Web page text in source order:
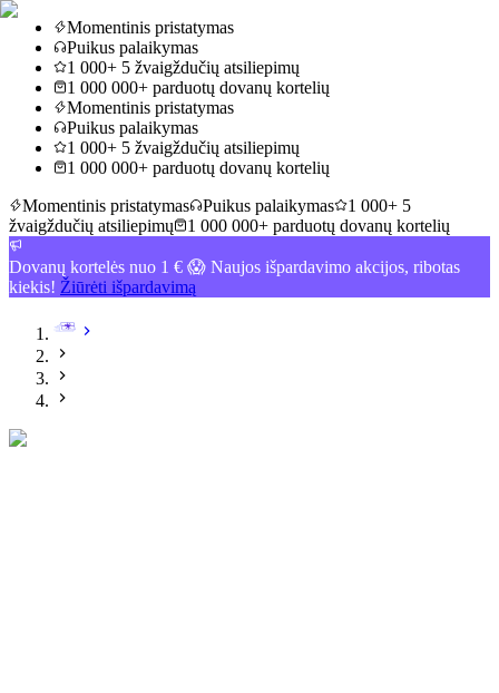
Momentinis pristatymas
Puikus palaikymas
1 000+ 5 žvaigždučių atsiliepimų
1 000 000+ parduotų dovanų kortelių
Momentinis pristatymas
Puikus palaikymas
1 000+ 5 žvaigždučių atsiliepimų
1 000 000+ parduotų dovanų kortelių
Momentinis pristatymas
Puikus palaikymas
1 000+ 5
žvaigždučių atsiliepimų
1 000 000+ parduotų dovanų kortelių
Dovanų kortelės nuo 1 € 😱 Naujos išpardavimo akcijos, ribotas
kiekis! Žiūrėti išpardavimą